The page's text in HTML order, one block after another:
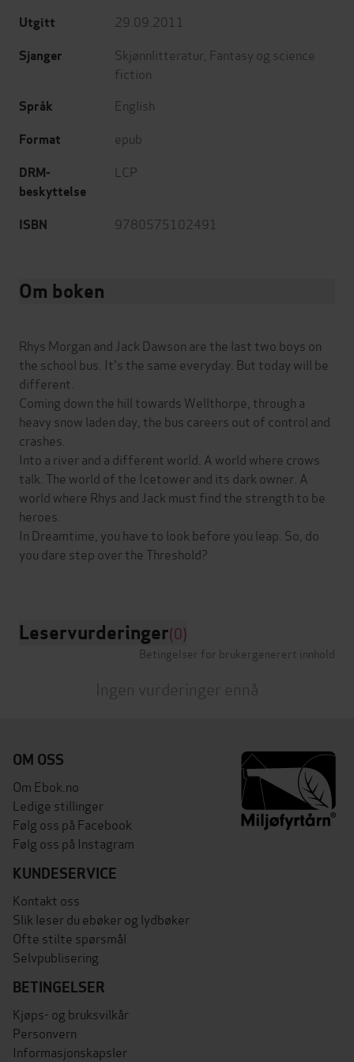
Utgitt 29.09.2011
Sjanger Skjønnlitteratur Fantasy og science
fiction
Språk English
Format epub
DRM-
beskyttelse
LCP
ISBN 9780575102491
Om boken
Rhys Morgan and Jack Dawson are the last two boys on
the school bus. It's the same everyday. But today will be
different.
Coming down the hill towards Wellthorpe, through a
heavy snow laden day, the bus careers out of control and
crashes.
Into a river and a different world. A world where crows
talk. The world of the Icetower and its dark owner. A
world where Rhys and Jack must find the strength to be
heroes.
In Dreamtime, you have to look before you leap. So, do
you dare step over the Threshold?
Leservurderinger(0)
Betingelser for brukergenerert innhold
Ingen vurderinger ennå
OM OSS
Om Ebok.no
Ledige stillinger
Følg oss på Facebook
Følg oss på Instagram
KUNDESERVICE
Kontakt oss
Slik leser du ebøker og lydbøker
Ofte stilte spørsmål
Selvpublisering
BETINGELSER
Kjøps- og bruksvilkår
Personvern
Informasjonskapsler